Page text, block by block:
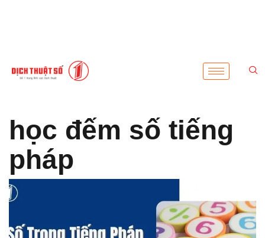
học đếm số tiếng
pháp